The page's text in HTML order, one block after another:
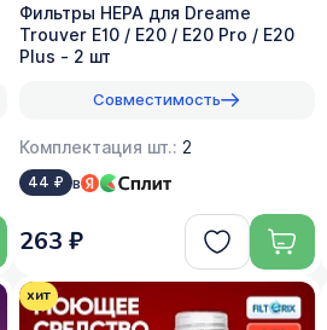
Фильтры HEPA для Dreame
Trouver E10 / E20 / E20 Pro / E20
Plus - 2 шт
Совместимость
Комплектация шт.: 2
44 ₽ в
263 ₽
хит